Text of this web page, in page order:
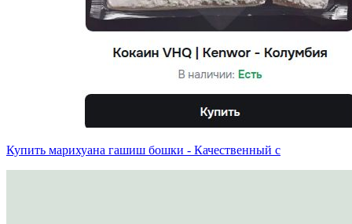
Купить марихуана гашиш бошки - Качественный с